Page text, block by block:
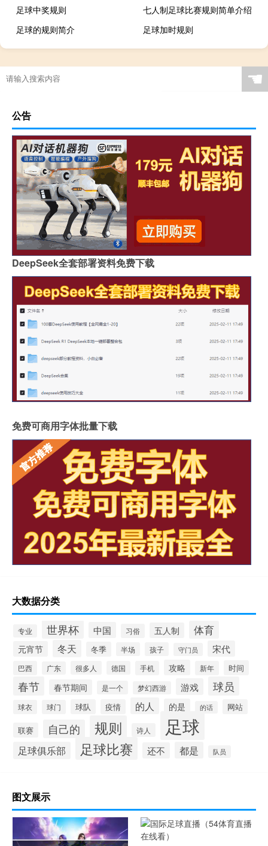
足球中奖规则
七人制足球比赛规则简单介绍
足球的规则简介
足球加时规则
踢足球的比赛规则
五人制足球 规则
最新足球规则
足球小场规则
足球规则详解
“风动珠帘不卷”的出处是哪里
足球锻炼
2020013期双色球开机号（2020013期双色球开奖结果）
特拉维斯·帕斯特拉纳的新款GymkhanaSubaru被誉为有史以来最狂野的WRXSTI汽车
双眼皮适合多大年龄做
7人制足球门
南昌大学邮政编码
过节了有谁要一起过年
☚
公告
DeepSeek全套部署资料免费下载
免费可商用字体批量下载
大数据分类
专业 世界杯 中国 习俗 五人制 体育
元宵节 冬天 冬季 半场 孩子 守门员 宋代
巴西 广东 很多人 德国 手机 攻略 新年 时间
春节 春节期间 是一个 梦幻西游 游戏 球员
球衣 球门 球队 疫情 的人 的是 的话 网站
联赛 自己的 规则 诗人 足球
足球俱乐部 足球比赛 还不 都是 队员
图文展示